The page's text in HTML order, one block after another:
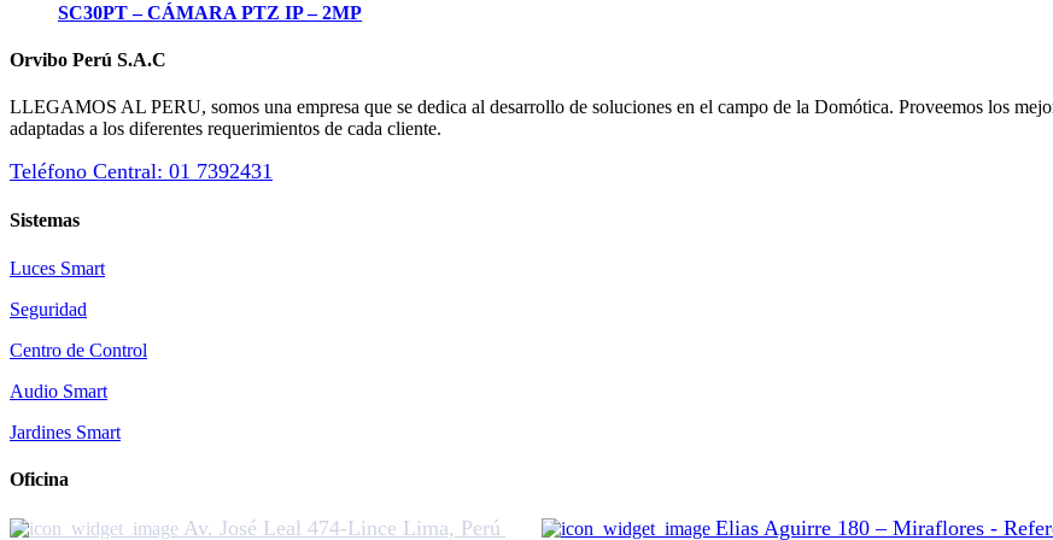
SC30PT – CÁMARA PTZ IP – 2MP
Orvibo Perú S.A.C
LLEGAMOS AL PERU, somos una empresa que se dedica al desarrollo de soluciones en el campo de la Domótica. Proveemos los
adaptadas a los diferentes requerimientos de cada cliente.
Teléfono Central: 01 7392431
Sistemas
Luces Smart
Seguridad
Centro de Control
Audio Smart
Jardines Smart
Oficina
Av. José Leal 474-Lince Lima, Perú Elias Aguirre 180 – Miraflores -